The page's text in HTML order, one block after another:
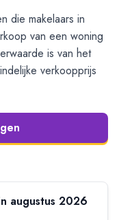
die makelaars in
van een woning
is van het
verkoopprijs
augustus 2026